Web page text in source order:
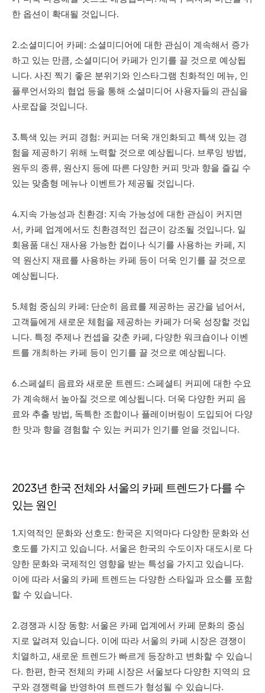
한 옵션이 확대될 것입니다.
2.소셜미디어 카페: 소셜미디어에 대한 관심이 계속해서 증가
하고 있는 만큼, 소셜미디어 카페가 인기를 끌 것으로 예상됩
니다. 사진 찍기 좋은 분위기와 인스타그램 친화적인 메뉴, 인
플루언서와의 협업 등을 통해 소셜미디어 사용자들의 관심을
사로잡을 것입니다.
3.특색 있는 커피 경험: 커피는 더욱 개인화되고 특색 있는 경
험을 제공하기 위해 노력할 것으로 예상됩니다. 브루잉 방법,
원두의 종류, 원산지 등에 따른 다양한 커피 맛과 향을 즐길 수
있는 맞춤형 메뉴나 이벤트가 제공될 것입니다.
4.지속 가능성과 친환경: 지속 가능성에 대한 관심이 커지면
서, 카페 업계에서도 친환경적인 접근이 강조될 것입니다. 일
회용품 대신 재사용 가능한 컵이나 식기를 사용하는 카페, 지
역 원산지 재료를 사용하는 카페 등이 더욱 인기를 끌 것으로
예상됩니다.
5.체험 중심의 카페: 단순히 음료를 제공하는 공간을 넘어서,
고객들에게 새로운 체험을 제공하는 카페가 더욱 성장할 것입
니다. 특정 주제나 컨셉을 갖춘 카페, 다양한 워크숍이나 이벤
트를 개최하는 카페 등이 인기를 끌 것으로 예상됩니다.
6.스페셜티 음료와 새로운 트렌드: 스페셜티 커피에 대한 수요
가 계속해서 높아질 것으로 예상됩니다. 더욱 다양한 커피 음
료와 추출 방법, 독특한 조합이나 플레이버링이 도입되어 다양
한 맛과 향을 경험할 수 있는 커피가 인기를 얻을 것입니다.
2023년 한국 전체와 서울의 카페 트렌드가 다를 수
있는 원인
1.지역적인 문화와 선호도: 한국은 지역마다 다양한 문화와 선
호도를 가지고 있습니다. 서울은 한국의 수도이자 대도시로 다
양한 문화와 국제적인 영향을 받는 특성을 가지고 있습니다.
이에 따라 서울의 카페 트렌드는 다양한 스타일과 요소를 포함
할 수 있습니다.
2.경쟁과 시장 동향: 서울은 카페 업계에서 카페 문화의 중심
지로 알려져 있습니다. 이에 따라 서울의 카페 시장은 경쟁이
치열하고, 새로운 트렌드가 빠르게 등장하고 변화할 수 있습니
다. 한편, 한국 전체의 카페 시장은 서울보다 다양한 지역의 요
구와 경쟁력을 반영하여 트렌드가 형성될 수 있습니다.